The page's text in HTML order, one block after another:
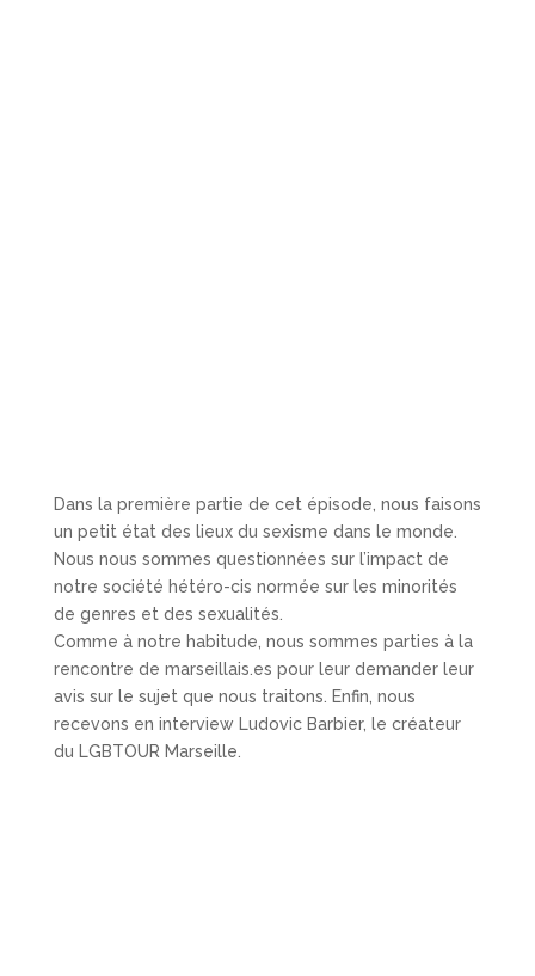
Dans la première partie de cet épisode, nous faisons
un petit état des lieux du sexisme dans le monde.
Nous nous sommes questionnées sur l’impact de
notre société hétéro-cis normée sur les minorités
de genres et des sexualités.
Comme à notre habitude, nous sommes parties à la
rencontre de marseillais.es pour leur demander leur
avis sur le sujet que nous traitons. Enfin, nous
recevons en interview Ludovic Barbier, le créateur
du LGBTOUR Marseille.